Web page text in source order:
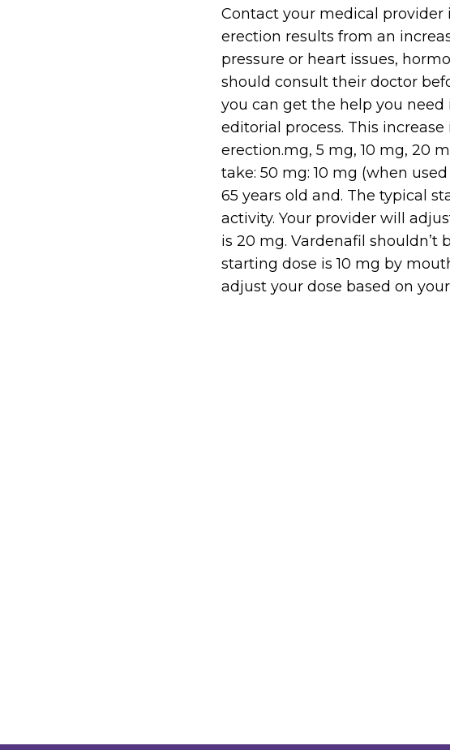
Contact your medical provider
erection results from an
pressure or heart issues,
should consult their doctor
you can get the help you need
editorial process. This
erection.mg, 5 mg, 10 mg, 20
take: 50 mg: 10 mg (when
65 years old and. The typical
activity. Your provider will
is 20 mg. Vardenafil shouldn’t
starting dose is 10 mg by
adjust your dose based on